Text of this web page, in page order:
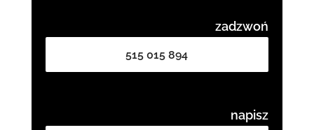
zadzwoń
515 015 894
napisz